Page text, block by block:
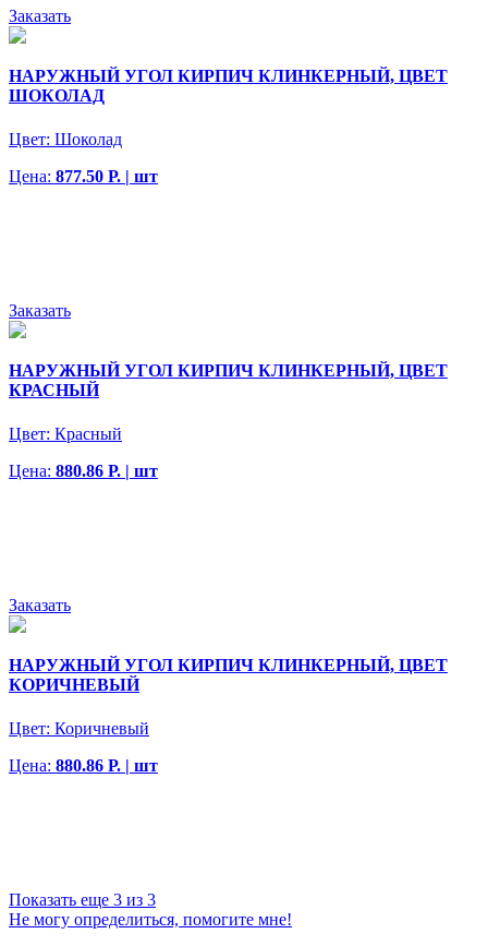
Заказать
НАРУЖНЫЙ УГОЛ КИРПИЧ КЛИНКЕРНЫЙ, ЦВЕТ
ШОКОЛАД
Цвет: Шоколад
Цена: 877.50 Р. | шт
Заказать
НАРУЖНЫЙ УГОЛ КИРПИЧ КЛИНКЕРНЫЙ, ЦВЕТ
КРАСНЫЙ
Цвет: Красный
Цена: 880.86 Р. | шт
Заказать
НАРУЖНЫЙ УГОЛ КИРПИЧ КЛИНКЕРНЫЙ, ЦВЕТ
КОРИЧНЕВЫЙ
Цвет: Коричневый
Цена: 880.86 Р. | шт
Показать еще 3 из 3
Не могу определиться, помогите мне!